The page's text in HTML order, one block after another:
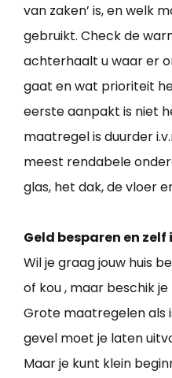
van zaken’ is, en welk
gebruikt. Check de
achterhaalt u waar er
gaat en wat prioriteit
eerste aanpakt is niet
maatregel is duurder
meest rendabele
glas, het dak, de vloer
Geld besparen en
Wil je graag jouw huis
of kou , maar beschik
Grote maatregelen als
gevel moet je laten
Maar je kunt klein